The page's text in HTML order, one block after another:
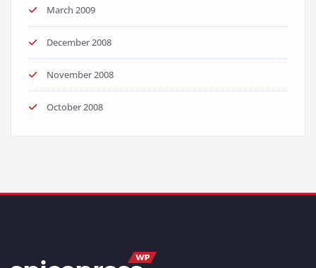
March 2009
December 2008
November 2008
October 2008